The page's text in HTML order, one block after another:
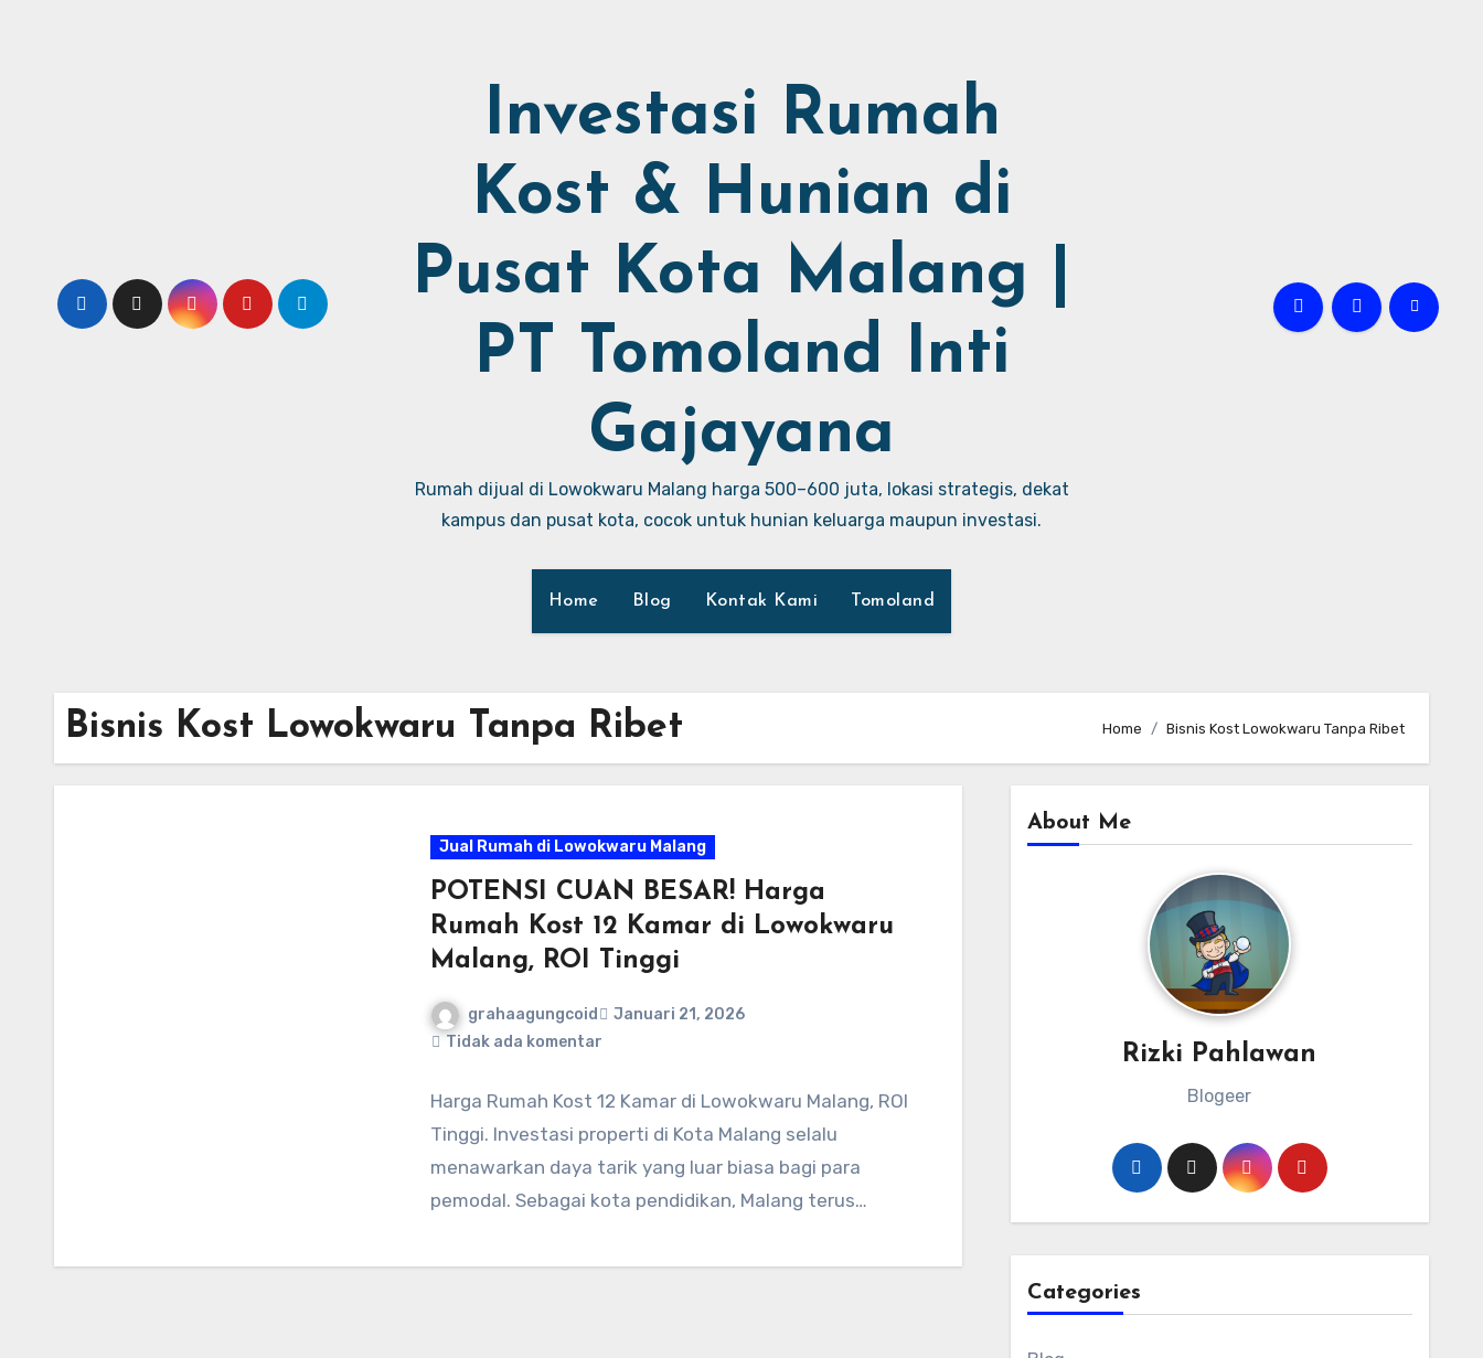
Investasi Rumah
Kost & Hunian di
Pusat Kota Malang |
PT Tomoland Inti
Gajayana
Rumah dijual di Lowokwaru Malang harga 500–600 juta, lokasi strategis, dekat
kampus dan pusat kota, cocok untuk hunian keluarga maupun investasi.
Home Blog Kontak Kami Tomoland
Bisnis Kost Lowokwaru Tanpa Ribet Home Bisnis Kost Lowokwaru Tanpa Ribet
Jual Rumah di Lowokwaru Malang
POTENSI CUAN BESAR! Harga
Rumah Kost 12 Kamar di Lowokwaru
Malang, ROI Tinggi
grahaagungcoid
Januari 21, 2026
Tidak ada komentar
Harga Rumah Kost 12 Kamar di Lowokwaru Malang, ROI
Tinggi. Investasi properti di Kota Malang selalu
menawarkan daya tarik yang luar biasa bagi para
pemodal. Sebagai kota pendidikan, Malang terus…
About Me
Rizki Pahlawan
Blogeer
Categories